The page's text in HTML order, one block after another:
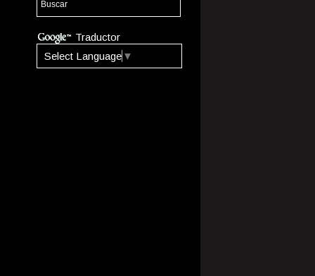
Traductor
Select Language ▼